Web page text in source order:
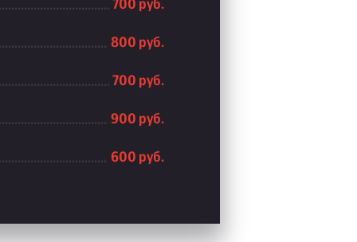
700 руб.
800 руб.
700 руб.
900 руб.
600 руб.